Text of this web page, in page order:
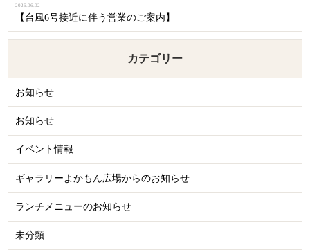
【台風6号接近に伴う営業のご案内】
2026.06.02
カテゴリー
お知らせ
お知らせ
イベント情報
ギャラリーよかもん広場からのお知らせ
ランチメニューのお知らせ
未分類